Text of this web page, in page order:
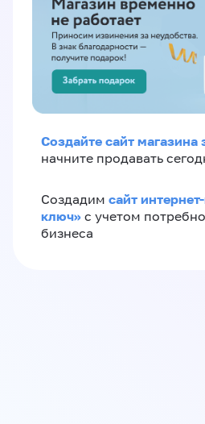
Создайте сайт магазина
начните продавать
Создадим сайт
ключ» с учетом
бизнеса